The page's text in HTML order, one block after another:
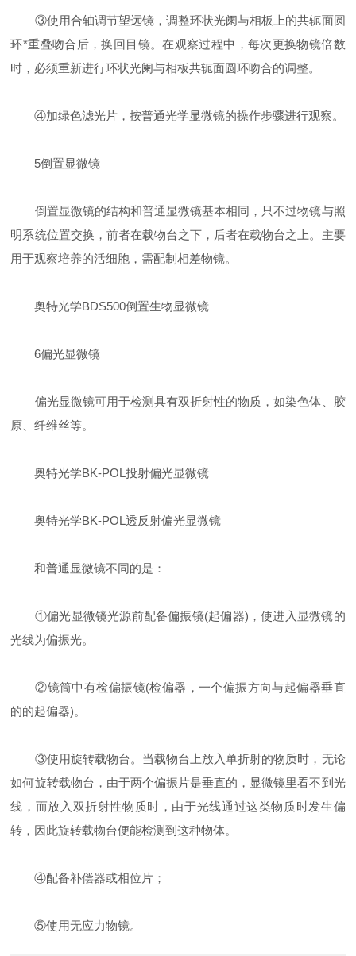
③使用合轴调节望远镜，调整环状光阑与相板上的共轭面圆
环*重叠吻合后，换回目镜。在观察过程中，每次更换物镜倍数
时，必须重新进行环状光阑与相板共轭面圆环吻合的调整。
④加绿色滤光片，按普通光学显微镜的操作步骤进行观察。
5倒置显微镜
倒置显微镜的结构和普通显微镜基本相同，只不过物镜与照
明系统位置交换，前者在载物台之下，后者在载物台之上。主要
用于观察培养的活细胞，需配制相差物镜。
奥特光学BDS500倒置生物显微镜
6偏光显微镜
偏光显微镜可用于检测具有双折射性的物质，如染色体、胶
原、纤维丝等。
奥特光学BK-POL投射偏光显微镜
奥特光学BK-POL透反射偏光显微镜
和普通显微镜不同的是：
①偏光显微镜光源前配备偏振镜(起偏器)，使进入显微镜的
光线为偏振光。
②镜筒中有检偏振镜(检偏器，一个偏振方向与起偏器垂直
的的起偏器)。
③使用旋转载物台。当载物台上放入单折射的物质时，无论
如何旋转载物台，由于两个偏振片是垂直的，显微镜里看不到光
线，而放入双折射性物质时，由于光线通过这类物质时发生偏
转，因此旋转载物台便能检测到这种物体。
④配备补偿器或相位片；
⑤使用无应力物镜。